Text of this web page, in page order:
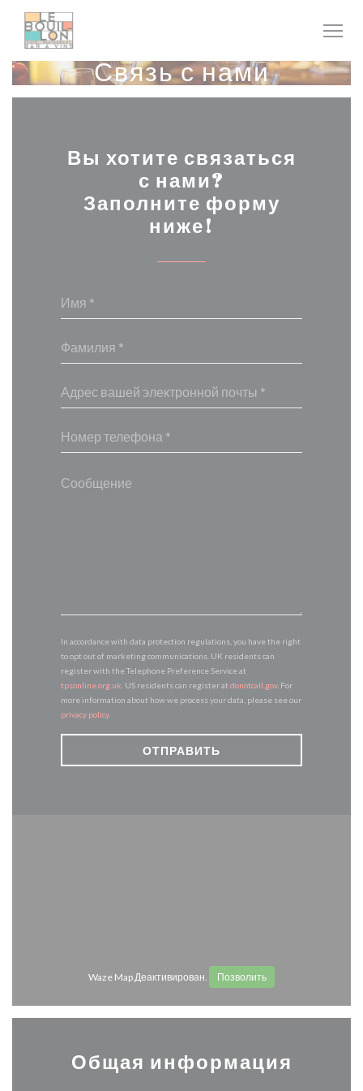
Панель управления cookies
Связь с нами
Вы хотите связаться
с нами?
Заполните форму
ниже!
In accordance with data protection regulations, you have the right
to opt out of marketing communications. UK residents can
register with the Telephone Preference Service at
tpsonline.org.uk . US residents can register at donotcall.gov. For
more information about how we process your data, please see our
privacy policy.
Waze Map Деактивирован. Позволить
Общая информация